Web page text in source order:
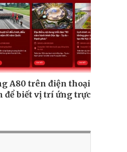
A80 trên điện thoại
biết vị trí ứng trực